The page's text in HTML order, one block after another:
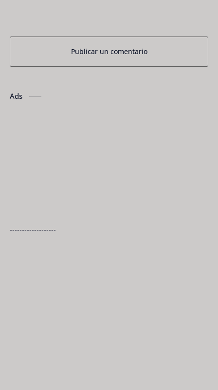
Publicar un comentario
Ads
-------------------